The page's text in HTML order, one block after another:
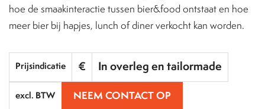
hoe de smaakinteractie tussen bier&food ontstaat en hoe
meer bier bij hapjes, lunch of diner verkocht kan worden.
Prijsindicatie € In overleg en tailormade
excl. BTW NEEM CONTACT OP